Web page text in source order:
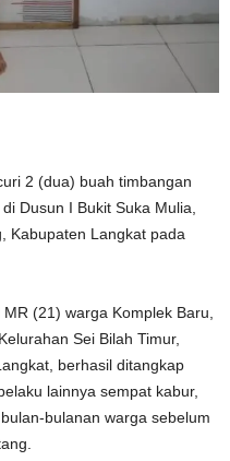
2 (dua) buah timbangan
Dusun I Bukit Suka Mulia,
Kabupaten Langkat pada
(21) warga Komplek Baru,
Sei Bilah Timur,
berhasil ditangkap
lainnya sempat kabur,
bulanan warga sebelum